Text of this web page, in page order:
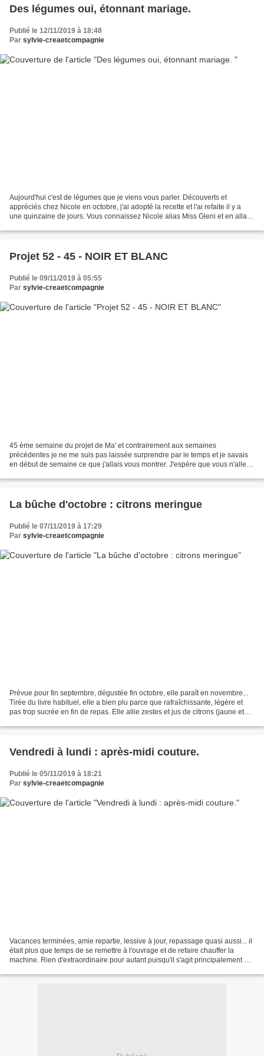
Des légumes oui, étonnant mariage.
Publié le 12/11/2019 à 18:48
Par sylvie-creaetcompagnie
Aujourd'hui c'est de légumes que je viens vous parler. Découverts et
appréciés chez Nicole en octobre, j'ai adopté la recette et l'ai refaite il y a
une quinzaine de jours. Vous connaissez Nicole alias Miss Gleni et en allant
Projet 52 - 45 - NOIR ET BLANC
Publié le 09/11/2019 à 05:55
Par sylvie-creaetcompagnie
45 ème semaine du projet de Ma' et contrairement aux semaines
précédentes je ne me suis pas laissée surprendre par le temps et je savais
en début de semaine ce que j'allais vous montrer. J'espère que vous n'allez
La bûche d'octobre : citrons meringue
Publié le 07/11/2019 à 17:29
Par sylvie-creaetcompagnie
Prévue pour fin septembre, dégustée fin octobre, elle paraît en novembre...
Tirée du livre habituel, elle a bien plu parce que rafraîchissante, légère et
pas trop sucrée en fin de repas. Elle allie zestes et jus de citrons (jaune et
Vendredi à lundi : après-midi couture.
Publié le 05/11/2019 à 18:21
Par sylvie-creaetcompagnie
Vacances terminées, amie repartie, lessive à jour, repassage quasi aussi... il
était plus que temps de se remettre à l'ouvrage et de refaire chauffer la
machine. Rien d'extraordinaire pour autant puisqu'il s'agit principalement de